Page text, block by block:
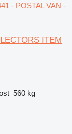
- POSTAL VAN -
ITEM
560 kg